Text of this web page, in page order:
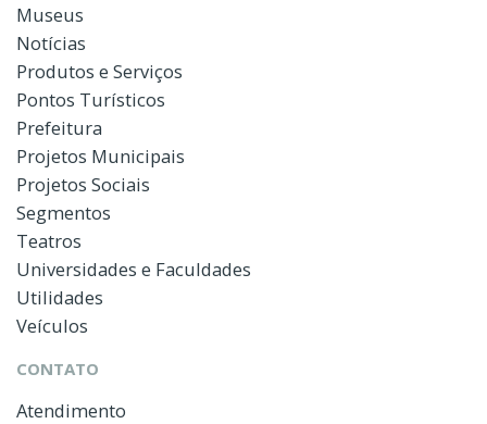
Museus
Notícias
Produtos e Serviços
Pontos Turísticos
Prefeitura
Projetos Municipais
Projetos Sociais
Segmentos
Teatros
Universidades e Faculdades
Utilidades
Veículos
CONTATO
Atendimento